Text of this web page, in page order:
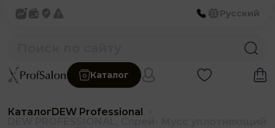
Русский
Каталог
КаталогDEW Professional